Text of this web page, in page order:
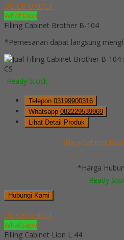
QUICK ORDER
Whatsapp
Filling Cabinet Brother B-104
*Pemesanan dapat langsung
CS
Ready Stock
Telepon 03199900316
Whatsapp 082229539969
Lihat Detail Produk
Filling Cabinet
*Harga
Ready
Hubungi Kami
QUICK ORDER
Whatsapp
Filling Cabinet Lion L 44